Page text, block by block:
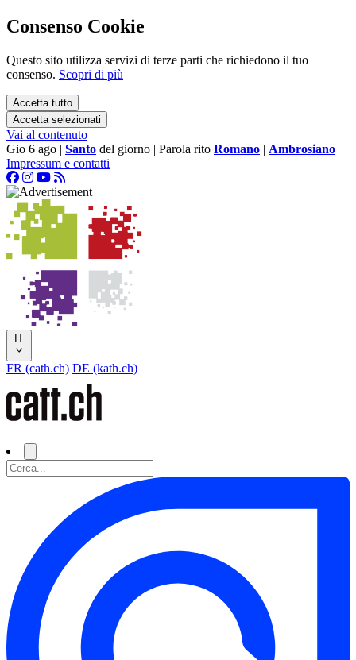
Consenso Cookie
Questo sito utilizza servizi di terze parti che richiedono il tuo
consenso. Scopri di più
Accetta tutto
Accetta selezionati
Vai al contenuto
Gio 6 ago | Santo del giorno | Parola rito Romano | Ambrosiano
Impressum e contatti |
IT
FR (cath.ch) DE (kath.ch)